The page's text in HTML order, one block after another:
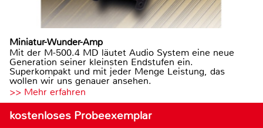
Miniatur-Wunder-Amp
Mit der M-500.4 MD läutet Audio System eine neue
Generation seiner kleinsten Endstufen ein.
Superkompakt und mit jeder Menge Leistung, das
wollen wir uns genauer ansehen.
>> Mehr erfahren
kostenloses Probeexemplar